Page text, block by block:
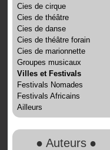
Cies de cirque
Cies de théâtre
Cies de danse
Cies de théâtre forain
Cies de marionnette
Groupes musicaux
Villes et Festivals
Festivals Nomades
Festivals Africains
Ailleurs
● Auteurs ●